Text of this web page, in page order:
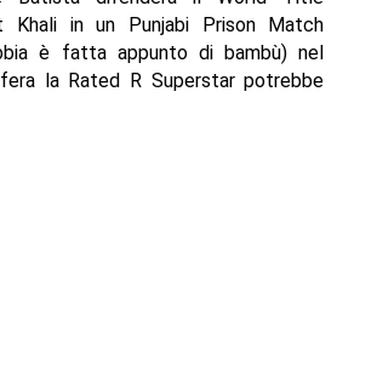
Khali in un Punjabi Prison Match
è fatta appunto di bambù) nel
la Rated R Superstar potrebbe